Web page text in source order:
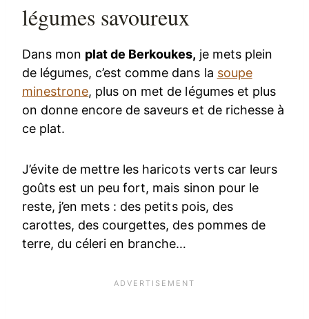
légumes savoureux
Dans mon plat de Berkoukes, je mets plein
de légumes, c’est comme dans la soupe
minestrone, plus on met de légumes et plus
on donne encore de saveurs et de richesse à
ce plat.
J’évite de mettre les haricots verts car leurs
goûts est un peu fort, mais sinon pour le
reste, j’en mets : des petits pois, des
carottes, des courgettes, des pommes de
terre, du céleri en branche…